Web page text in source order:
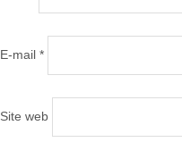
E-mail *
Site web